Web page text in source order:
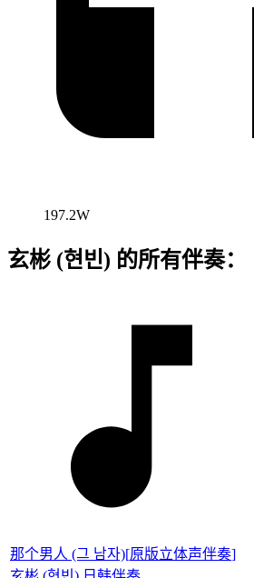
197.2W
玄彬 (현빈) 的所有伴奏：
那个男人 (그 남자)[原版立体声伴奏]